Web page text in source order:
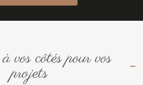
vos côtés pour vos
projets